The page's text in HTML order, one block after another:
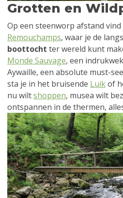
Grotten en
Op een steenworp afstand vind
Remouchamps, waar je de
boottocht ter wereld kunt
Monde Sauvage, een
Aywaille, een absolute must-
sta je in het bruisende Luikof
nu wiltshoppen, musea wilt
ontspannen in de thermen,